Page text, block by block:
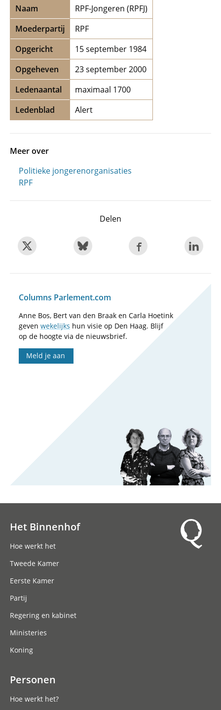
Naam
RPF-Jongeren (RPFJ)
Moederpartij
RPF
Opgericht
15 september 1984
Opgeheven
23 september 2000
Ledenaantal
maximaal 1700
Ledenblad
Alert
Meer over
Politieke jongerenorganisaties
RPF
Delen
Columns Parlement.com
Anne Bos, Bert van den Braak en Carla Hoetink
geven wekelijks hun visie op Den Haag. Blijf
op de hoogte via de nieuwsbrief.
Meld je aan
Het Binnenhof
Hoe werkt het
Tweede Kamer
Eerste Kamer
Partij
Regering en kabinet
Ministeries
Koning
Personen
Hoe werkt het?